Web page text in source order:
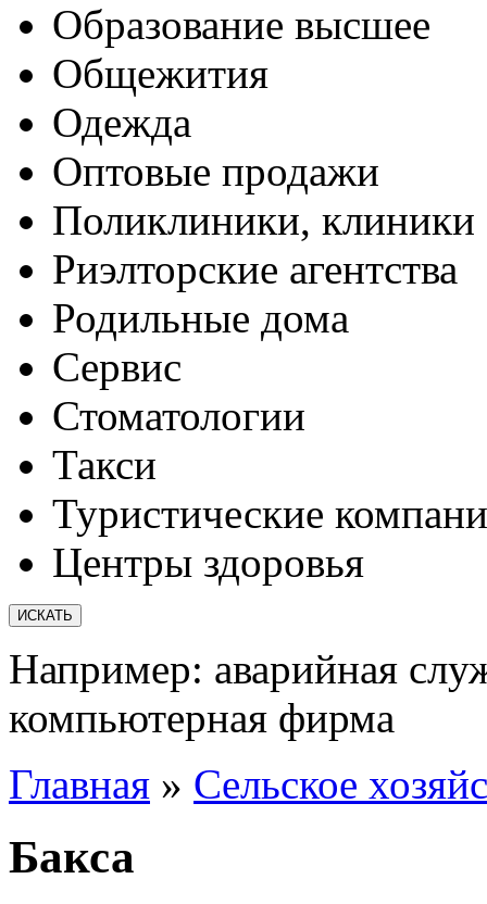
Образование высшее
Общежития
Одежда
Оптовые продажи
Поликлиники, клиники
Риэлторские агентства
Родильные дома
Сервис
Стоматологии
Такси
Туристические
Центры здоровья
Например: аварийная
компьютерная фирма
Главная » Сельское
Бакса